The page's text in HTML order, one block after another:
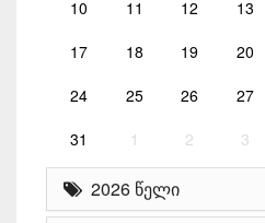
10 11 12 13
17 18 19 20
24 25 26 27
31 1 2 3
2026 წელი